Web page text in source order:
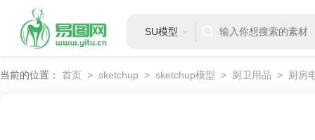
SU模型
当前的位置： 首页 > sketchup > sketchup模型 > 厨卫用品 > 厨房